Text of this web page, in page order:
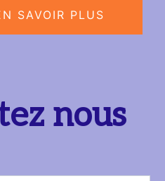
SAVOIR PLUS
nous